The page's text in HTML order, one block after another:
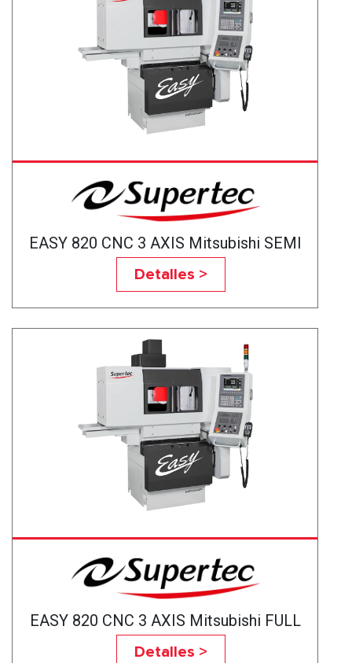
EASY 820 CNC 3 AXIS Mitsubishi SEMI
3HP
Detalles >
EASY 820 CNC 3 AXIS Mitsubishi FULL
3HP
Detalles >